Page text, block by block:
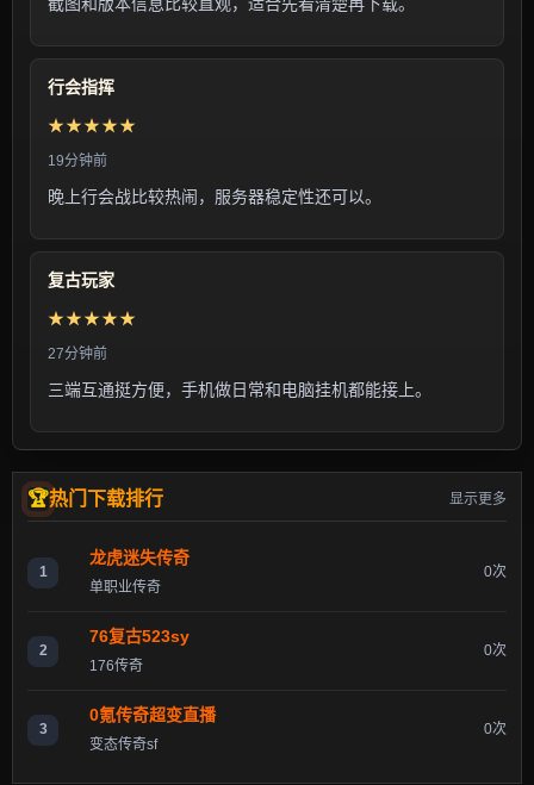
行会指挥
★★★★★
19分钟前
晚上行会战比较热闹，服务器稳定性还可以。
复古玩家
★★★★★
27分钟前
三端互通挺方便，手机做日常和电脑挂机都能接上。
热门下载排行 显示更多
1
龙虎迷失传奇
单职业传奇
0次
2
76复古523sy
176传奇
0次
3
0氪传奇超变直播
变态传奇sf
0次